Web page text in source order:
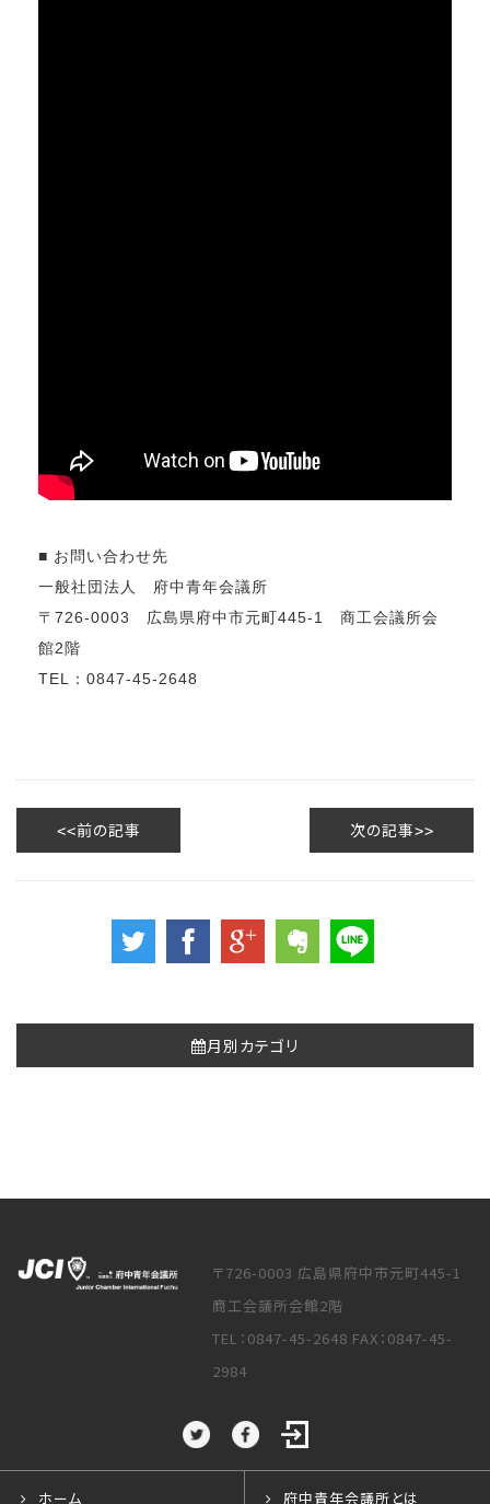
■ お問い合わせ先
一般社団法人 府中青年会議所
〒726-0003 広島県府中市元町445-1 商工会議所会
館2階
TEL：0847-45-2648
前の記事 次の記事
月別カテゴリ
〒726-0003 広島県府中市元町445-1
商工会議所会館2階
TEL：0847-45-2648 FAX：0847-45-
2984
ホーム 府中青年会議所とは